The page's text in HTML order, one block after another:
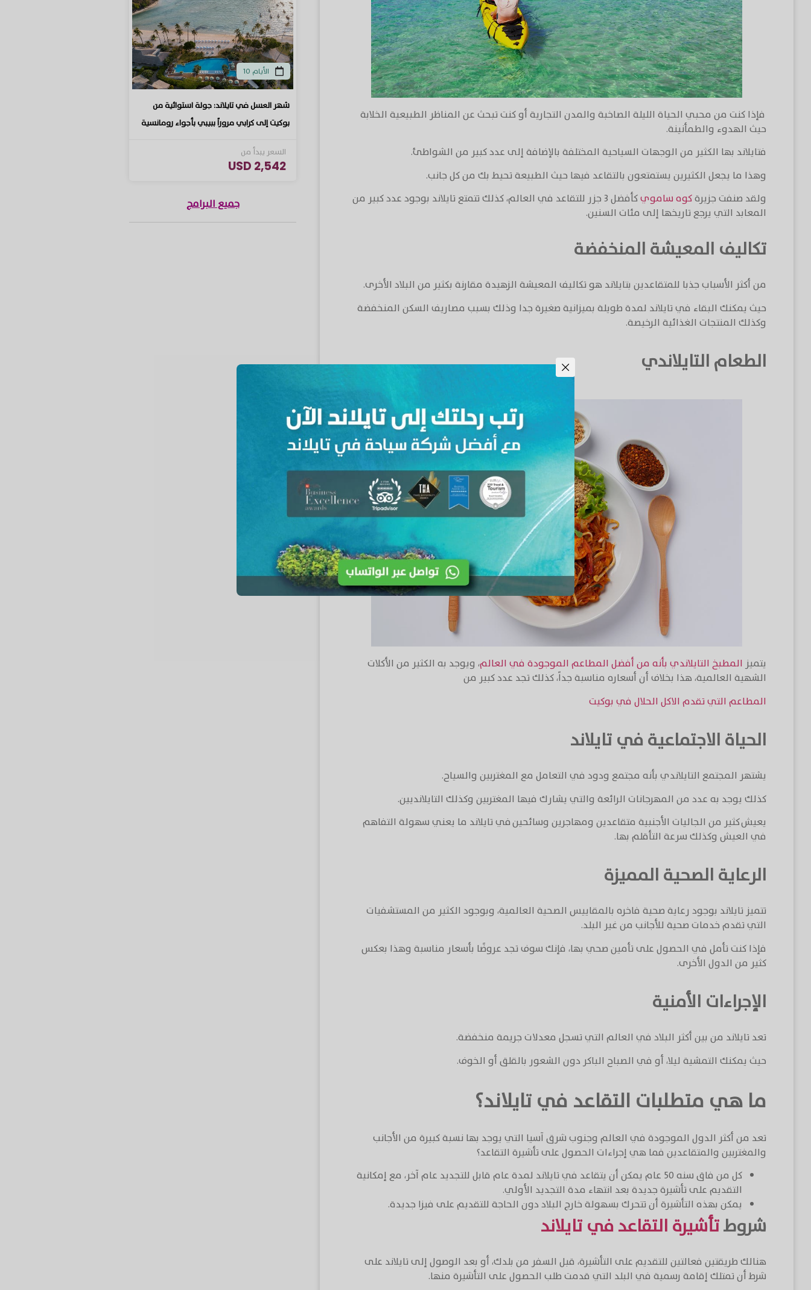
فإذا كنت من محبي الحياة الليلة الصاخبة والمدن التجارية أو كنت تبحث عن المناظر الطبيعية الخلابة
حيث الهدوء والطمأنينة.
فتايلاند بها الكثير من الوجهات السياحية المختلفة بالإضافة إلى عدد كبير من الشواطئ.
وهذا ما يجعل الكثيرين يستمتعون بالتقاعد فيها حيث الطبيعة تحيط بك من كل جانب.
ولقد صنفت جزيرةكوه ساموي
كأفضل ٣ جزر للتقاعد في العالم، كذلك تتمتع تايلاند بوجود عدد كبير من
المعابد التي يرجع تاريخها إلى مئات السنين.
تكاليف المعيشة المنخفضة
من أكثر الأسباب جذبا للمتقاعدين بتايلاند هو تكاليف المعيشة الزهيدة مقارنة بكثير من البلاد الأخرى.
حيث يمكنك البقاء في تايلاند لمدة طويلة بميزانية صغيرة جدا وذلك بسبب مصاريف السكن المنخفضة
وكذلك المنتجات الغذائية الرخيصة.
الطعام التايلاندي
يتميز المطبخ التايلاندي بأنه من أفضل المطاعم الموجودة في العالم، ويوجد به الكثير من الأكلات
الشهية العالمية، هذا بخلاف أن أسعاره مناسبة جداً، كذلك تجد عدد كبير من
المطاعم التي تقدم الاكل الحلال في بوكيت
الحياة الاجتماعية في تايلاند
يشتهر المجتمع التايلاندي بأنه مجتمع ودود في التعامل مع المغتربين والسياح.
كذلك يوجد به عدد من المهرجانات الرائعة والتي يشارك فيها المغتربين وكذلك التايلانديين.
يعيش كثير من الجاليات الأجنبية متقاعدين ومهاجرين وسائحين في تايلاند ما يعني سهولة التفاهم
في العيش وكذلك سرعة التأقلم بها.
الرعاية الصحية المميزة
تتميز تايلاند بوجود رعاية صحية فاخره بالمقاييس الصحية العالمية، وبوجود الكثير من المستشفيات
التي تقدم خدمات صحية للأجانب من غير البلد.
فإذا كنت تأمل في الحصول على تأمين صحي بها، فإنك سوف تجد عروضًا بأسعار مناسبة وهذا بعكس
كثير من الدول الأخرى.
الإجراءات الأمنية
تعد تايلاند من بين أكثر البلاد في العالم التي تسجل معدلات جريمة منخفضة.
حيث يمكنك التمشية ليلا، أو في الصباح الباكر دون الشعور بالقلق أو الخوف.
ما هي متطلبات التقاعد في تايلاند؟
تعد من أكثر الدول الموجودة في العالم وجنوب شرق آسيا التي يوجد بها نسبة كبيرة من الأجانب
والمغتربين والمتقاعدين فما هي إجراءات الحصول على تأشيرة التقاعد؟
كل من فاق سنه 50 عام يمكن أن يتقاعد في تايلاند لمدة عام قابل للتجديد عام آخر، مع إمكانية
التقديم على تأشيرة جديدة بعد انتهاء مدة التجديد الأولي.
يمكن بهذه التأشيرة أن تتحرك بسهولة خارج البلاد دون الحاجة للتقديم على فيزا جديدة.
شروطتأشيرة التقاعد في تايلاند
هنالك طريقتين فعالتين للتقديم على التأشيرة، قبل السفر من بلدك، أو بعد الوصول إلى تايلاند على
شرط أن تمتلك إقامة رسمية في البلد التي قدمت طلب الحصول على التأشيرة منها.
الأيام 10
شهر العسل في تايلاند: جولة استوائية من
بوكيت إلى كرابي مروراً ببيبي بأجواء رومانسية
السعر يبدأ من
2,542 USD
جميع البرامج